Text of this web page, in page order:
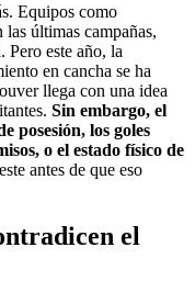
Equipos como
últimas campañas,
Pero este año, la
en cancha se ha
llega con una idea
Sin embargo, el
posesión, los goles
o el estado físico de
antes de que eso
el